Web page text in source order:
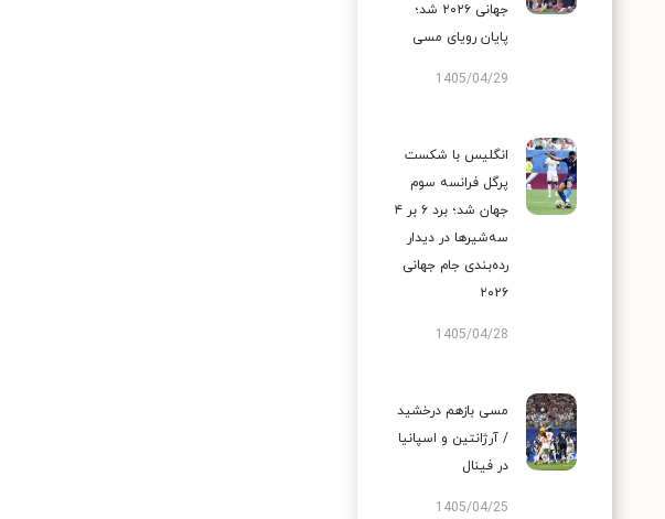
جهانی ۲۰۲۶ شد؛
پایان رویای مسی
1405/04/29
انگلیس با شکست
پرگل فرانسه سوم
جهان شد؛ برد ۶ بر ۴
سه‌شیرها در دیدار
رده‌بندی جام جهانی
۲۰۲۶
1405/04/28
مسی بازهم درخشید
/ آرژانتین و اسپانیا
در فینال
1405/04/25